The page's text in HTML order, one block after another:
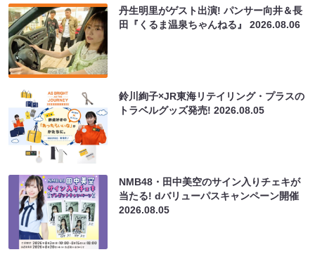
丹生明里がゲスト出演! パンサー向井＆長
田『くるま温泉ちゃんねる』2026.08.06
鈴川絢子×JR東海リテイリング・プラスの
トラベルグッズ発売!2026.08.05
NMB48・田中美空のサイン入りチェキが
当たる! dバリューパスキャンペーン開催
2026.08.05